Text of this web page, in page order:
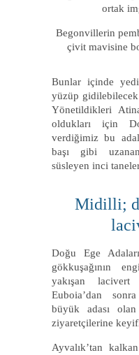
ortak
Begonvillerin
çivit mavisine
Bunlar içinde
yüzüp gidilebilecek
Yönetildikleri
oldukları için
verdiğimiz bu
başı gibi
süsleyen inci
Midilli;
Doğu Ege
gökkuşağının
yakışan
Euboia’dan
büyük adası
ziyaretçilerine
Ayvalık’tan